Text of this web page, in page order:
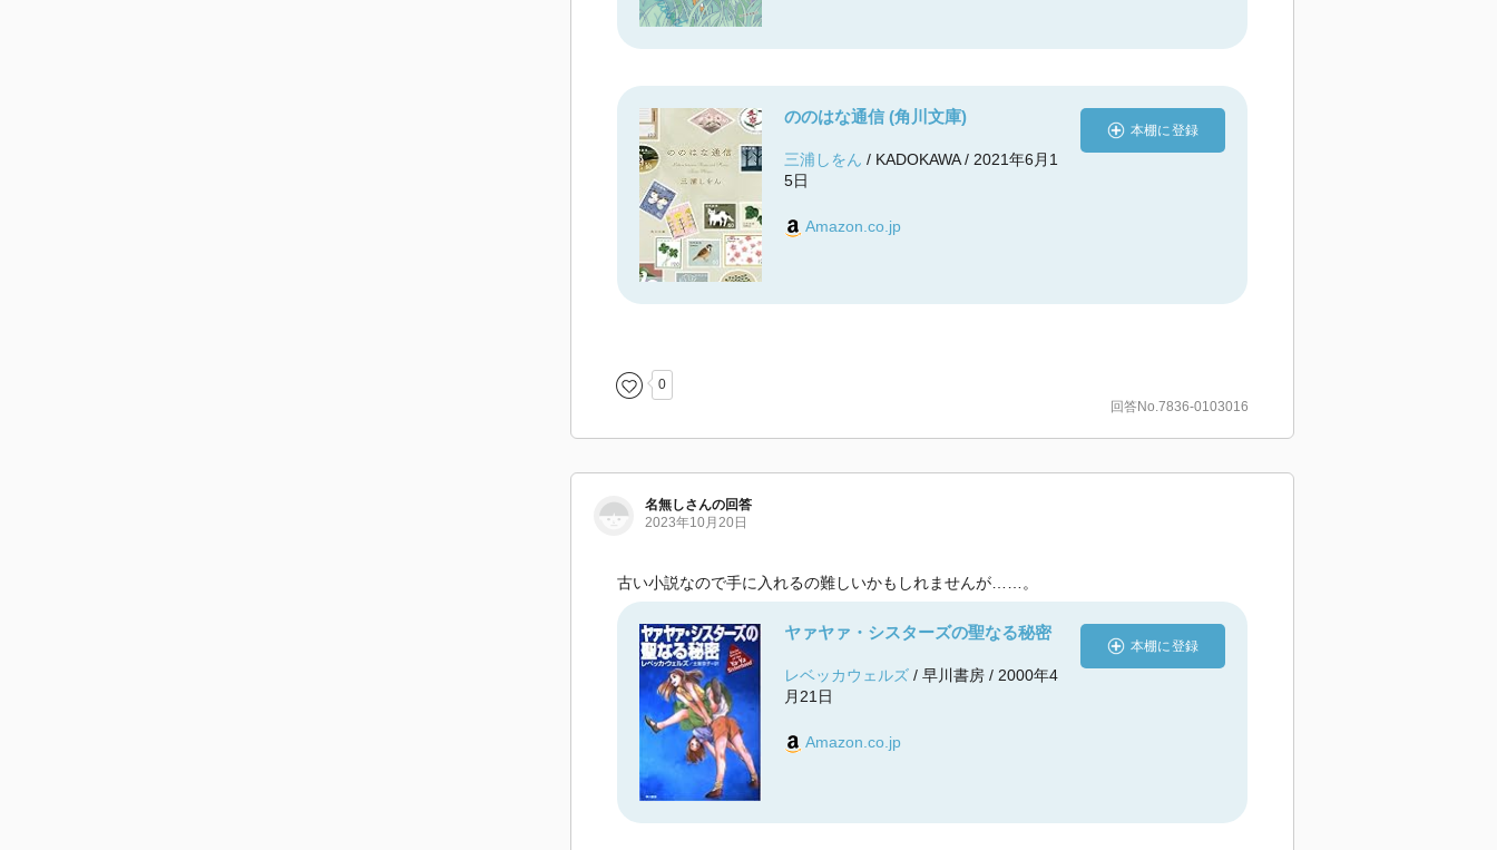
ののはな通信 (角川文庫)
三浦しをん / KADOKAWA / 2021年6月1
5日
Amazon.co.jp
本棚に登録
0
回答No.7836-0103016
名無しさんの回答
2023年10月20日
古い小説なので手に入れるの難しいかもしれませんが……。
ヤァヤァ・シスターズの聖なる秘密
レベッカウェルズ / 早川書房 / 2000年4
月21日
Amazon.co.jp
本棚に登録